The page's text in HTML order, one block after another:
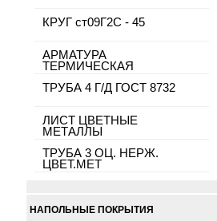
КРУГ ст09Г2С - 45
АРМАТУРА
ТЕРМИЧЕСКАЯ
ТРУБА 4 Г/Д ГОСТ 8732
ЛИСТ ЦВЕТНЫЕ
МЕТАЛЛЫ
ТРУБА 3 ОЦ. НЕРЖ.
ЦВЕТ.МЕТ
НАПОЛЬНЫЕ ПОКРЫТИЯ